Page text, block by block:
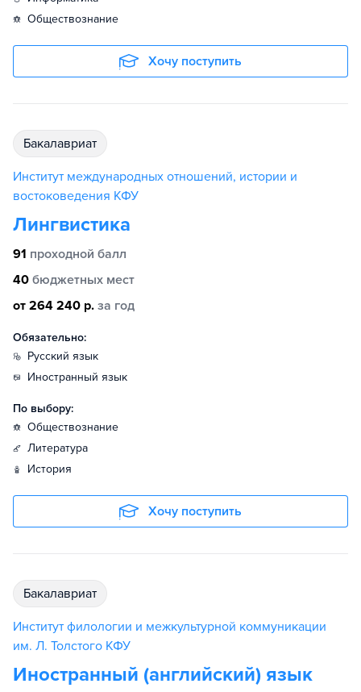
обществознание
Хочу поступить
бакалавриат
Институт международных отношений, истории и
востоковедения КФУ
Лингвистика
91 проходной балл
40 бюджетных мест
от 264 240 р. за год
Обязательно:
русский язык
иностранный язык
По выбору:
обществознание
литература
история
Хочу поступить
бакалавриат
Институт филологии и межкультурной коммуникации
им. Л. Толстого КФУ
Иностранный (английский) язык